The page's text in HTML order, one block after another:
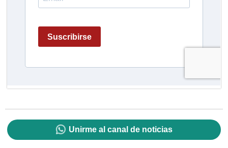
Unirme al canal de noticias